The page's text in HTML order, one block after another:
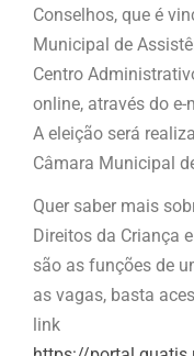
Conselhos, que é
Municipal de
Centro
online, através do e-
A eleição será
Câmara Municipal
Quer saber mais
Direitos da Criança
são as funções de
as vagas, basta
link